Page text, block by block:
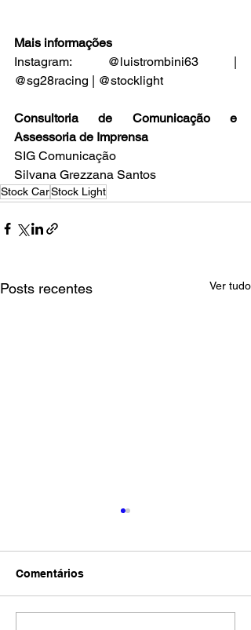
Mais informações
Instagram: @luistrombini63 |
@sg28racing | @stocklight
Consultoria de Comunicação e
Assessoria de Imprensa
SIG Comunicação
Silvana Grezzana Santos
Stock CarStock Light
Posts recentes Ver tudo
Comentários